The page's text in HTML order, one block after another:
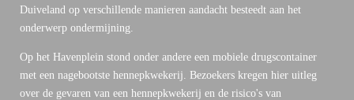
Duiveland op verschillende manieren aandacht besteedt aan het
onderwerp ondermijning.
Op het Havenplein stond onder andere een mobiele drugscontainer
met een nagebootste hennepkwekerij. Bezoekers kregen hier uitleg
over de gevaren van een hennepkwekerij en de risico's van